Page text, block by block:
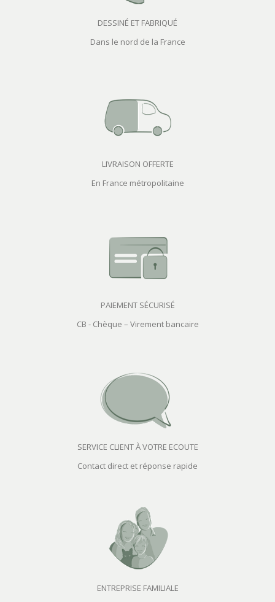
DESSINÉ ET FABRIQUÉ
Dans le nord de la France
LIVRAISON OFFERTE
En France métropolitaine
PAIEMENT SÉCURISÉ
CB - Chèque – Virement bancaire
SERVICE CLIENT À VOTRE ECOUTE
Contact direct et réponse rapide
ENTREPRISE FAMILIALE